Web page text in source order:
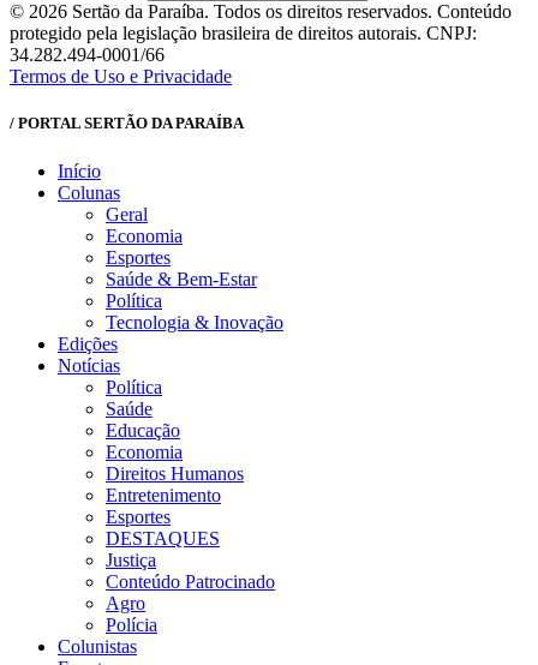
© 2026 Sertão da Paraíba. Todos os direitos reservados. Conteúdo
protegido pela legislação brasileira de direitos autorais. CNPJ:
34.282.494-0001/66
Termos de Uso e Privacidade
/ PORTAL SERTÃO DA PARAÍBA
Início
Colunas
Geral
Economia
Esportes
Saúde & Bem-Estar
Política
Tecnologia & Inovação
Edições
Notícias
Política
Saúde
Educação
Economia
Direitos Humanos
Entretenimento
Esportes
DESTAQUES
Justiça
Conteúdo Patrocinado
Agro
Polícia
Colunistas